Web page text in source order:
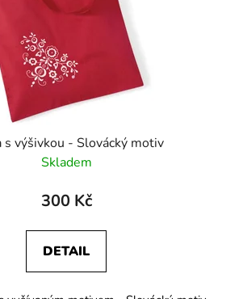
s výšivkou - Slovácký motiv
Skladem
300 Kč
DETAIL